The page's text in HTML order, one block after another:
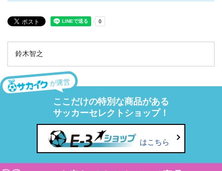
鈴木智之
が運営
ここだけの特別な商品がある
サッカーセレクトショップ！
はこちら